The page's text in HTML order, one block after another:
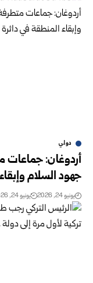
دولي
أردوغان: جماعات
جهود السلام
يونيو 24, 2026 يونيو 24, 2026